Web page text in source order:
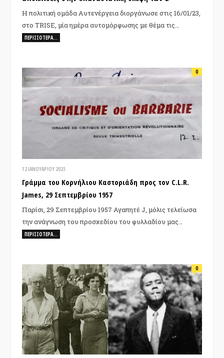
Η πολιτική ομάδα Αυτενέργεια διοργάνωσε στις 16/01/23,
στο TRISE, μία ημέρα αυτομόρφωσης με θέμα τις…
ΠΕΡΙΣΣΌΤΕΡΑ…
12 ΙΑΝΟΥΑΡΊΟΥ 2023
0
Γράμμα του Κορνήλιου Καστοριάδη προς τον C.L.R.
James, 29 Σεπτεμβρίου 1957
Παρίσι, 29 Σεπτεμβρίου 1957 Αγαπητέ J, μόλις τελείωσα
την ανάγνωση του προσχεδίου του φυλλαδίου μας…
ΠΕΡΙΣΣΌΤΕΡΑ…
0